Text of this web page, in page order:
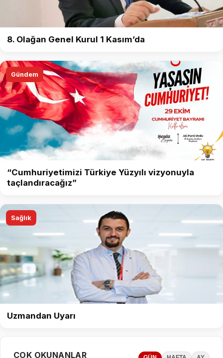
8. Olağan Genel Kurul 1 Kasım’da
Gündem
“Cumhuriyetimizi Türkiye Yüzyılı vizyonuyla
taçlandıracağız”
Sağlık
Uzmandan Uyarı
ÇOK OKUNANLAR